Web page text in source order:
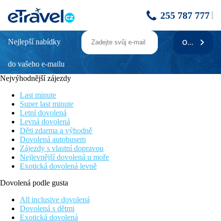
255 787 777
VERANDA TAMARIN
Informace o hotelu
Stylový boutique hotel leží na západním pobřeží ostrova v zálivu
dechberoucími západy slunce. Vzdálenost od letiště je cca 51
km.
Vzdálenost
pláž: cca 150 m
letiště: cca 51 km
centra: cca 35 km (Port Louis)
nákupních možností: cca 1,5 km
Popis pokoje
Dvoulůžkový pokoj typu Comfort
klimatizace
TV
WIFI zdarma
Nejlepší nabídky
do vašeho e-mailu
ODEBÍRAT
Nejvýhodnější zájezdy
Last minute
Super last minute
Letní dovolená
Levná dovolená
Děti zdarma a výhodně
Dovolená autobusem
Zájezdy s vlastní dopravou
Nejlevnější dovolená u moře
Exotická dovolená levně
Dovolená podle gusta
All inclusive dovolená
Dovolená s dětmi
Exotická dovolená